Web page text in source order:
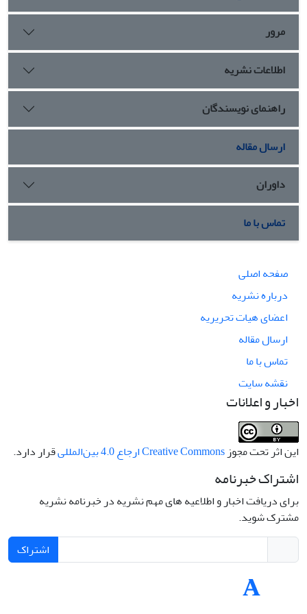
اثرگذار بر افزایش حس معنوی است.
مرور
اطلاعات نشریه
راهنمای نویسندگان
ارسال مقاله
داوران
تماس با ما
صفحه اصلی
درباره نشریه
اعضای هیات تحریریه
ارسال مقاله
تماس با ما
نقشه سایت
اخبار و اعلانات
این اثر تحت مجوزCreative Commons ارجاع 4.0 بین‌المللی قرار دارد.
اشتراک خبرنامه
برای دریافت اخبار و اطلاعیه های مهم نشریه در خبرنامه نشریه
مشترک شوید.
اشتراک